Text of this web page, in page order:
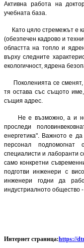
Активна работа на
учебната база.
Като цяло стремежът е
(обезпечен кадрово и
областта на топло и
върху следните
екологичност, ядрена
Поколенията се сменят,
тя остава със същото
същия адрес.
Не е възможно, а и не
проследи
енергетика". Важното е
персонал подпомогнат
специалисти и лаборанти
само конкретни
подготви инженери с
инженери годни да
индустриалното общество -
Интернет страница:https://